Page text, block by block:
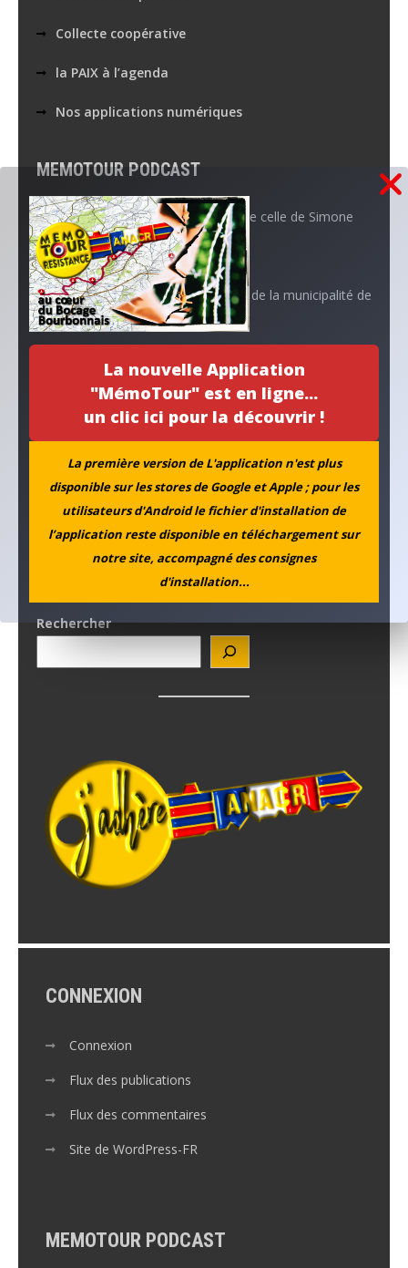
La nouvelle Application
"MémoTour" est en ligne...
un clic ici pour la découvrir !
La première version de L'application n'est plus
disponible sur les stores de Google et Apple ; pour les
utilisateurs d'Android le fichier d'installation de
l’application reste disponible en téléchargement sur
notre site, accompagné des consignes
d'installation...
Collecte coopérative
la PAIX à l’agenda
Nos applications numériques
MEMOTOUR PODCAST
La mémoire de Marguerite croise celle de Simone
Aboutissement d’un projet…
L’ANACR accompagne l’initiative de la municipalité de
Neuvy
Rechercher
CONNEXION
Connexion
Flux des publications
Flux des commentaires
Site de WordPress-FR
MEMOTOUR PODCAST